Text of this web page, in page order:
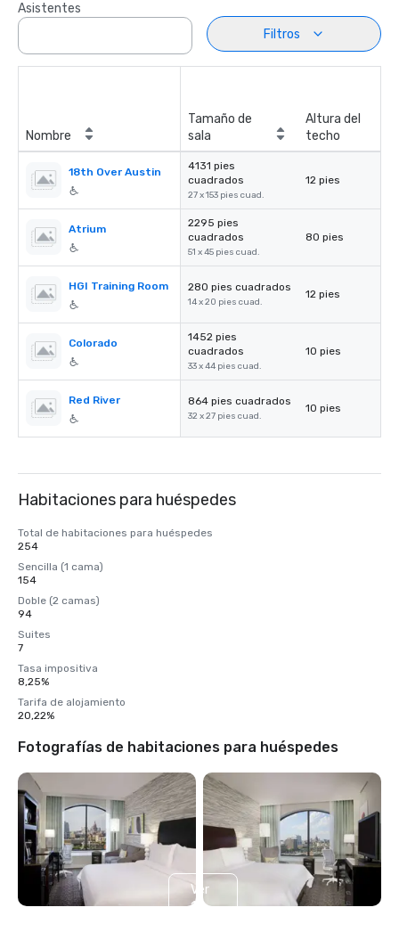
Asistentes
Filtros
Nombre
Tamaño de
sala
Altura del
techo
18th Over Austin
4131 pies
cuadrados
27 x 153 pies cuad.
12 pies
Atrium
2295 pies
cuadrados
51 x 45 pies cuad.
80 pies
HGI Training Room 280 pies cuadrados
14 x 20 pies cuad.
12 pies
Colorado
1452 pies
cuadrados
33 x 44 pies cuad.
10 pies
Red River 864 pies cuadrados
32 x 27 pies cuad.
10 pies
Habitaciones para huéspedes
Total de habitaciones para huéspedes
254
Sencilla (1 cama)
154
Doble (2 camas)
94
Suites
7
Tasa impositiva
8,25%
Tarifa de alojamiento
20,22%
Fotografías de habitaciones para huéspedes
Ver
10